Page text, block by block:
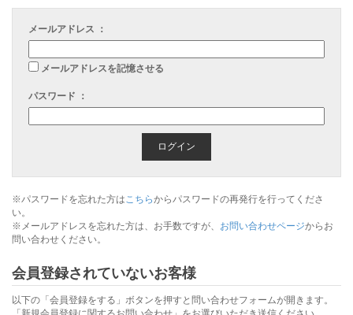
メールアドレス ：
メールアドレスを記憶させる
パスワード ：
※パスワードを忘れた方はこちらからパスワードの再発行を行ってくださ
い。
※メールアドレスを忘れた方は、お手数ですが、 お問い合わせページからお
問い合わせください。
会員登録されていないお客様
以下の「会員登録をする」ボタンを押すと問い合わせフォームが開きます。